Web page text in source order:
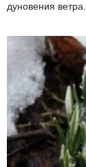
дуновения ветра.